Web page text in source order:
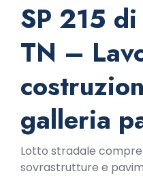
SP 215
TN –
galleria
Lotto stradale
sovrastrutture e